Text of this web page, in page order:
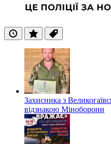
ОстанніПопулярні
Теги
Захисника з
відзнакою Міноборони